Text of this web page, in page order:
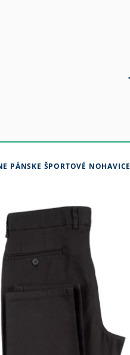
PÁNSKE ŠPORTOVÉ NOHAVICE